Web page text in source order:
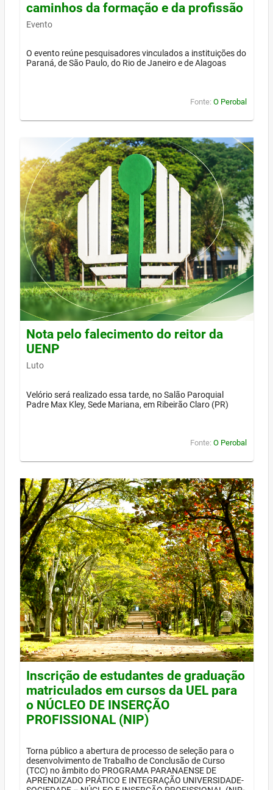
caminhos da formação e da profissão
Evento
O evento reúne pesquisadores vinculados a instituições do
Paraná, de São Paulo, do Rio de Janeiro e de Alagoas
Fonte: O Perobal
Nota pelo falecimento do reitor da
UENP
Luto
Velório será realizado essa tarde, no Salão Paroquial
Padre Max Kley, Sede Mariana, em Ribeirão Claro (PR)
Fonte: O Perobal
Inscrição de estudantes de graduação
matriculados em cursos da UEL para
o NÚCLEO DE INSERÇÃO
PROFISSIONAL (NIP)
Torna público a abertura de processo de seleção para o
desenvolvimento de Trabalho de Conclusão de Curso
(TCC) no âmbito do PROGRAMA PARANAENSE DE
APRENDIZADO PRÁTICO E INTEGRAÇÃO UNIVERSIDADE-